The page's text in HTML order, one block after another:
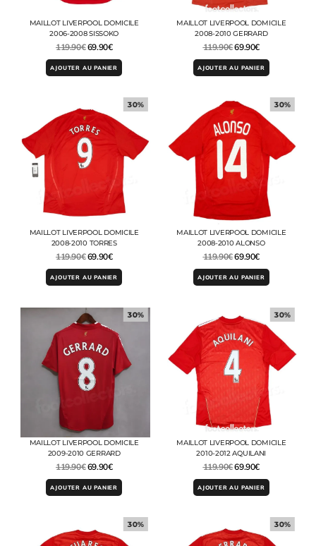
MAILLOT LIVERPOOL DOMICILE
2006-2008 SISSOKO
119.90€69.90€
AJOUTER AU PANIER
MAILLOT LIVERPOOL DOMICILE
2008-2010 GERRARD
119.90€69.90€
AJOUTER AU PANIER
30%
MAILLOT LIVERPOOL DOMICILE
2008-2010 TORRES
119.90€69.90€
AJOUTER AU PANIER
30%
MAILLOT LIVERPOOL DOMICILE
2008-2010 ALONSO
119.90€69.90€
AJOUTER AU PANIER
30%
MAILLOT LIVERPOOL DOMICILE
2009-2010 GERRARD
119.90€69.90€
AJOUTER AU PANIER
30%
MAILLOT LIVERPOOL DOMICILE
2010-2012 AQUILANI
119.90€69.90€
AJOUTER AU PANIER
30% 30%